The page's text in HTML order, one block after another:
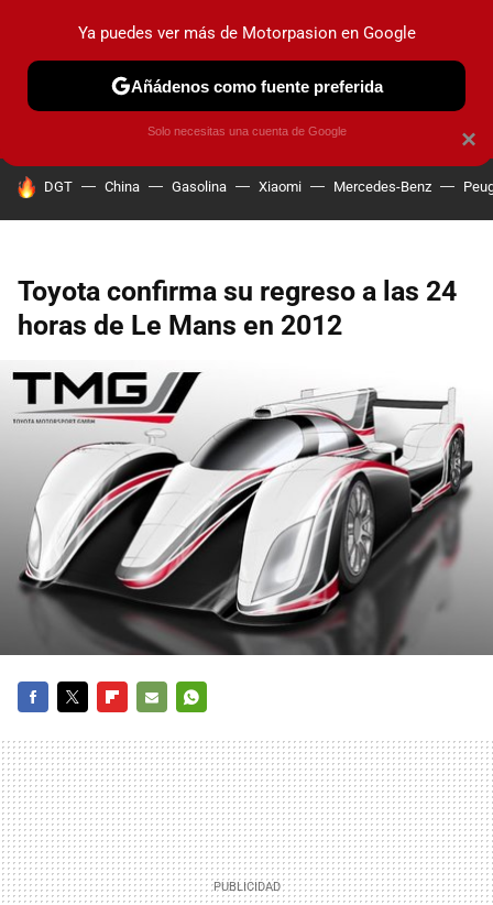
PRUEBAS COCHES ELÉCTRICOS OBSERVATORIO
HOY SE HABLA DE
DGT China Gasolina Xiaomi Mercedes-Benz
Toyota confirma su regreso a las 24
horas de Le Mans en 2012
MAIL
×
Ya puedes ver más de Motorpasion en Google
Añádenos como fuente preferida
Solo necesitas una cuenta de Google